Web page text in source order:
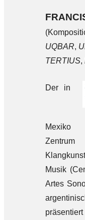
UQBAR,
TERTIUS,
Der in
Musik
Artes